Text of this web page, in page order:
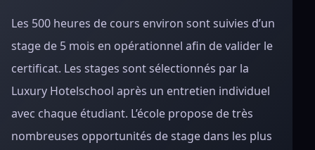
Les 500 heures de cours environ sont suivies d’un
stage de 5 mois en opérationnel afin de valider le
certificat. Les stages sont sélectionnés par la
Luxury Hotelschool après un entretien individuel
avec chaque étudiant. L’école propose de très
nombreuses opportunités de stage dans les plus